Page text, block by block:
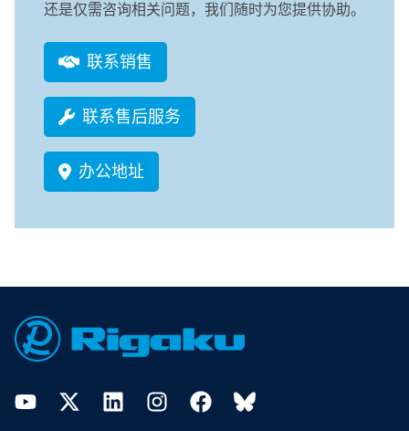
还是仅需咨询相关问题，我们随时为您提供协助。
联系销售
联系售后服务
办公地址
YouTubeTwitter LinkedInInstagramFacebookBluesky